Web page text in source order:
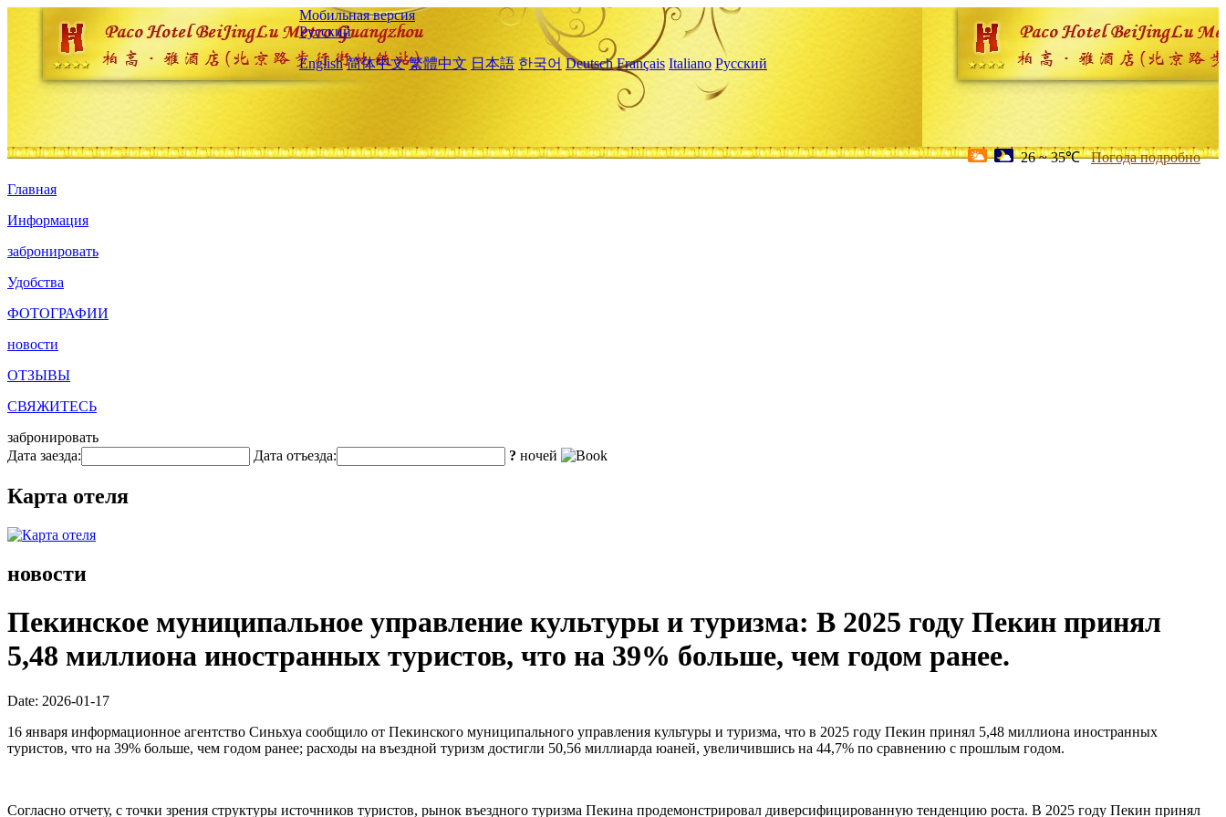
Мобильная версия
Русский
English 简体中文 繁體中文 日本語 한국어 Deutsch Français Italiano Русский
26 ~ 35℃ Погода подробно
Главная
Информация
забронировать
Удобства
ФОТОГРАФИИ
новости
ОТЗЫВЫ
СВЯЖИТЕСЬ
забронировать
Дата заезда:
Дата отъезда: ? ночей
Карта отеля
новости
Пекинское муниципальное управление культуры и туризма: В 2025 году Пекин принял
5,48 миллиона иностранных туристов, что на 39% больше, чем годом ранее.
Date: 2026-01-17
16 января информационное агентство Синьхуа сообщило от Пекинского муниципального управления культуры и туризма, что в 2025 году Пекин принял 5,48 миллиона иностранных
туристов, что на 39% больше, чем годом ранее; расходы на въездной туризм достигли 50,56 миллиарда юаней, увеличившись на 44,7% по сравнению с прошлым годом.
Согласно отчету, с точки зрения структуры источников туристов, рынок въездного туризма Пекина продемонстрировал диверсифицированную тенденцию роста. В 2025 году Пекин принял